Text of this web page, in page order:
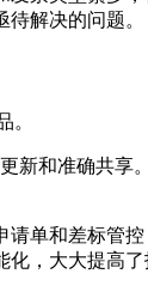
解决的问题。
。
新和准确共享
单和差标管
，大大提高了